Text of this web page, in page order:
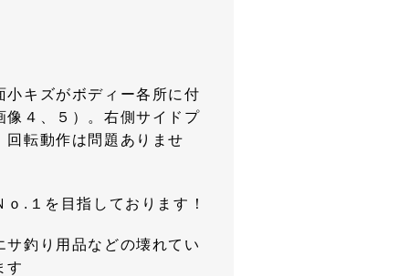
キズがボディー各所に付
像４、５）。右側サイドプ
転動作は問題ありませ
.１を目指しております！
釣り用品などの壊れてい
す